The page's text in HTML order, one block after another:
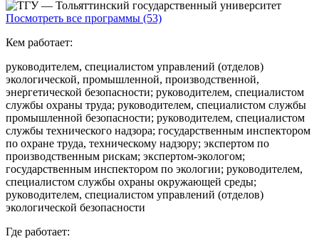
Посмотреть все программы (53)
Кем работает:
руководителем, специалистом управлений (отделов)
экологической, промышленной, производственной,
энергетической безопасности; руководителем, специалистом
службы охраны труда; руководителем, специалистом службы
промышленной безопасности; руководителем, специалистом
службы технического надзора; государственным инспектором
по охране труда, техническому надзору; экспертом по
производственным рискам; экспертом-экологом;
государственным инспектором по экологии; руководителем,
специалистом службы охраны окружающей среды;
руководителем, специалистом управлений (отделов)
экологической безопасности
Где работает: